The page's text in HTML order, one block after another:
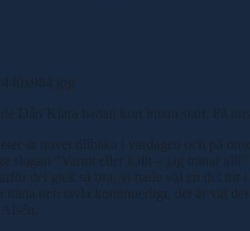
Dån Klara banan kort innan start. På
är travet tillbaka i vardagen och på
slogan ”Varmt eller kallt – jag tränar
det gick så bra, vi hade väl en del tur
träna och tävla kontinuerligt, det är väl